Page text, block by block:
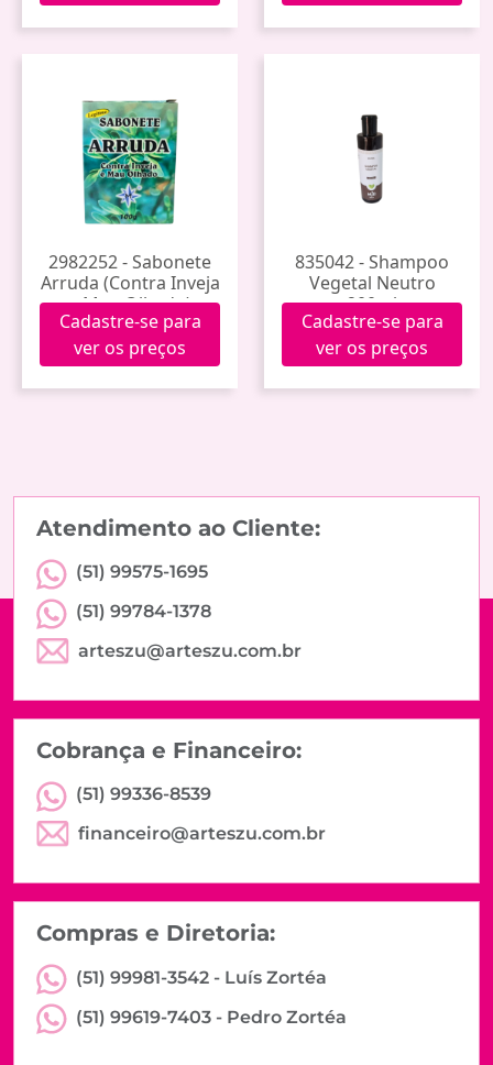
2982252 - Sabonete
Arruda (Contra Inveja
e Mau Olhado)
Cadastre-se para
ver os preços
835042 - Shampoo
Vegetal Neutro
200ml
Cadastre-se para
ver os preços
Atendimento ao Cliente:
(51) 99575-1695
(51) 99784-1378
arteszu@arteszu.com.br
Cobrança e Financeiro:
(51) 99336-8539
financeiro@arteszu.com.br
Compras e Diretoria:
(51) 99981-3542 - Luís Zortéa
(51) 99619-7403 - Pedro Zortéa